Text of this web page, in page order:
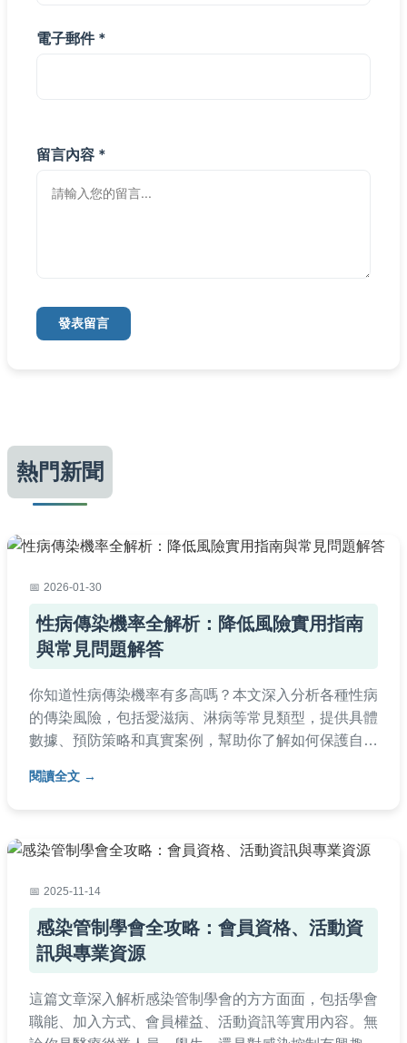
電子郵件 *
留言內容 *
發表留言
熱門新聞
2026-01-30
性病傳染機率全解析：降低風險實用指南
與常見問題解答
你知道性病傳染機率有多高嗎？本文深入分析各種性病
的傳染風險，包括愛滋病、淋病等常見類型，提供具體
數據、預防策略和真實案例，幫助你了解如何保護自己
閱讀全文
2025-11-14
感染管制學會全攻略：會員資格、活動資
訊與專業資源
這篇文章深入解析感染管制學會的方方面面，包括學會
職能、加入方式、會員權益、活動資訊等實用內容。無